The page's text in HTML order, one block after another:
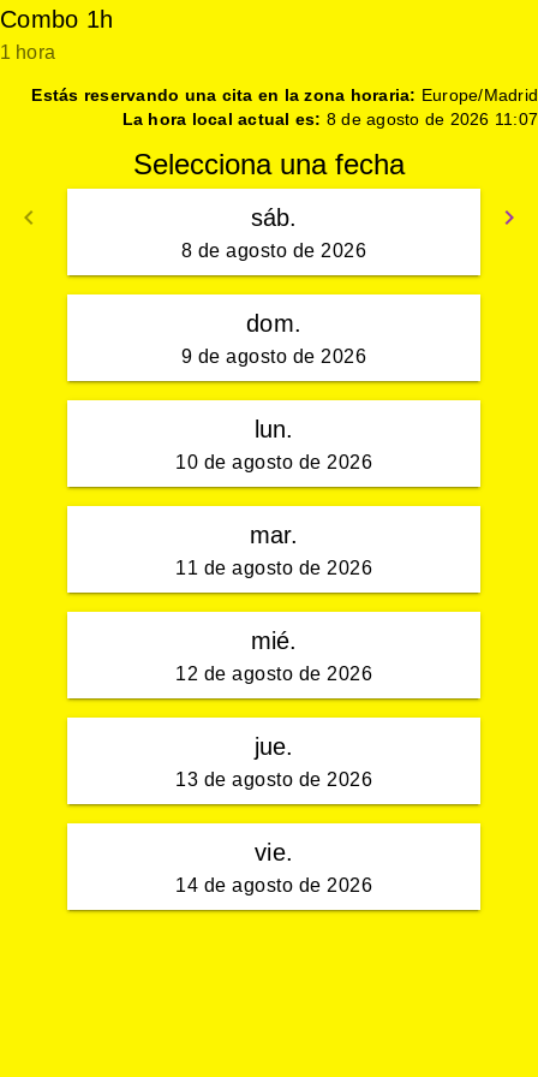
Combo 1h
1 hora
Estás reservando una cita en la zona horaria: Europe/Madrid
La hora local actual es: 8 de agosto de 2026 11:07
Selecciona una fecha
keyboard_arrow_left
Volver
keyboard_arrow_right
sáb.
8 de agosto de 2026
dom.
9 de agosto de 2026
lun.
10 de agosto de 2026
mar.
11 de agosto de 2026
mié.
12 de agosto de 2026
jue.
13 de agosto de 2026
vie.
14 de agosto de 2026